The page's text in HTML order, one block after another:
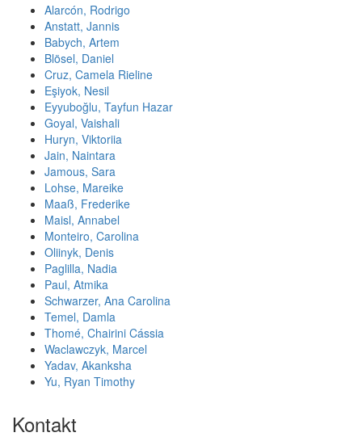
Alarcón, Rodrigo
Anstatt, Jannis
Babych, Artem
Blösel, Daniel
Cruz, Camela Rieline
Eşiyok, Nesil
Eyyuboğlu, Tayfun Hazar
Goyal, Vaishali
Huryn, Viktoriia
Jain, Naintara
Jamous, Sara
Lohse, Mareike
Maaß, Frederike
Maisl, Annabel
Monteiro, Carolina
Oliinyk, Denis
Paglilla, Nadia
Paul, Atmika
Schwarzer, Ana Carolina
Temel, Damla
Thomé, Chairini Cássia
Waclawczyk, Marcel
Yadav, Akanksha
Yu, Ryan Timothy
Kontakt